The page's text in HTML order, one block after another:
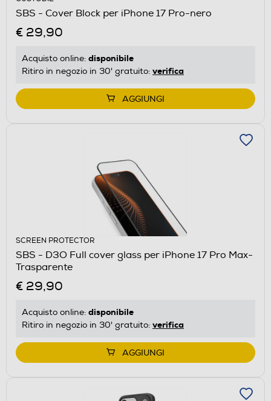
SBS - Cover Block per iPhone 17 Pro-nero
€ 29,90
Acquisto online: disponibile
Ritiro in negozio in 30' gratuito: verifica
AGGIUNGI
SCREEN PROTECTOR
SBS - D3O Full cover glass per iPhone 17 Pro Max-
Trasparente
€ 29,90
Acquisto online: disponibile
Ritiro in negozio in 30' gratuito: verifica
AGGIUNGI